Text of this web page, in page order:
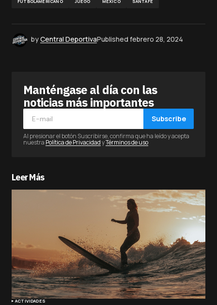
byCentral DeportivaPublished febrero 28, 2024
Manténgase al día con las
noticias más importantes
Subscribe
Al presionar el botón Suscribirse, confirma que ha leído y acepta
nuestra Política de PrivacidadyTérminos de uso
Leer Más
ACTIVIDADES